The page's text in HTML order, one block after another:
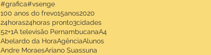
#grafica#vsenge
100 anos do frevo15anos2020
24horas24horas pronto3cidades
52+1A televisão PernambucanaA4
Abelardo da HoraAgênciaAlunos
Andre MoraesAriano Suassuna